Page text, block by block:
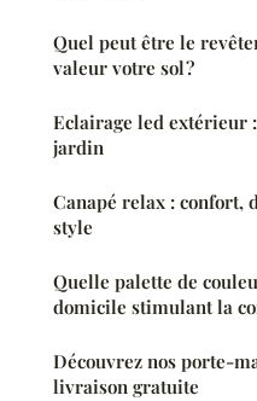
Quel peut être le
valeur votre sol ?
Eclairage led extérieur
jardin
Canapé relax : confort,
style
Quelle palette de
domicile stimulant la
Découvrez nos porte-
livraison gratuite